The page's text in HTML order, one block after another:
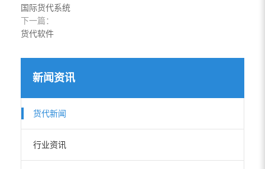
新闻资讯
货代新闻
行业资讯
国际货代系统
下一篇：
货代软件